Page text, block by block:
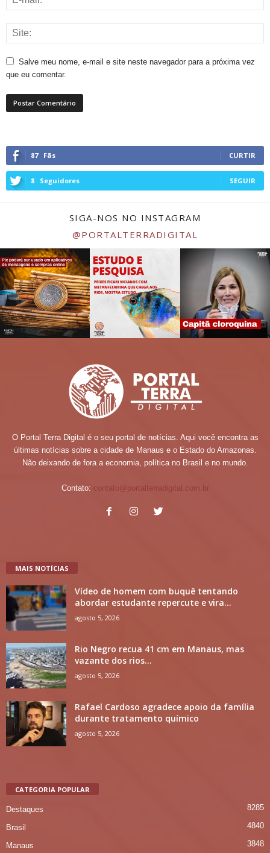
Salve meu nome, e-mail e site neste navegador para a próxima vez
que eu comentar.
87 Fãs CURTIR
8 Seguidores SEGUIR
SIGA-NOS NO INSTAGRAM
@PORTALTERRADIGITAL
O Portal Terra Digital é o seu portal de notícias. Aqui você encontra as
últimas notícias sobre a cidade de Manaus e o Estado do Amazonas.
Não deixando de fora a economia, política no Brasil e no mundo.
Contato: contato@portalterradigital.com.br
MAIS NOTÍCIAS
Vídeo de homem com buquê tentando
abordar estudante repercute e vira...
agosto 5, 2026
Rio Negro recua 41 cm em Manaus, mas
vazante dos rios...
agosto 5, 2026
Rafael Cardoso agradece apoio da família
durante tratamento químico
agosto 5, 2026
CATEGORIA POPULAR
Destaques 8285
Brasil 4840
Manaus 3848